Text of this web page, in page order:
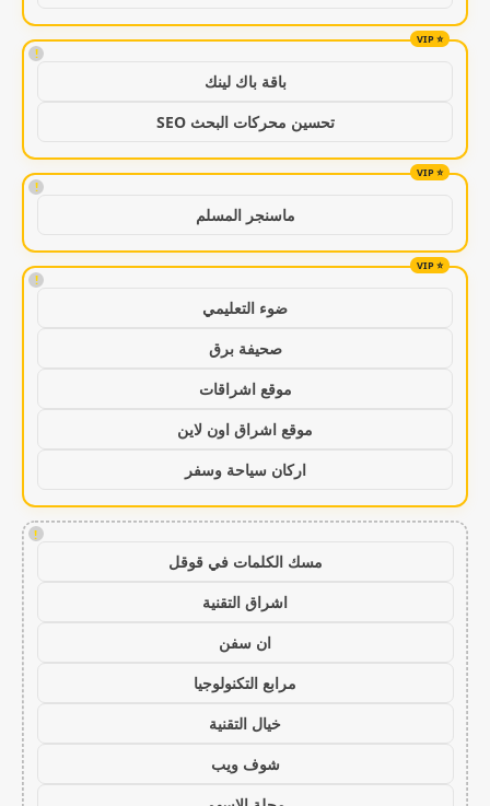
!
باقة باك لينك
تحسين محركات البحث SEO
!
ماسنجر المسلم
!
ضوء التعليمي
صحيفة برق
موقع اشراقات
موقع اشراق اون لاين
اركان سياحة وسفر
!
مسك الكلمات في قوقل
اشراق التقنية
ان سفن
مرابع التكنولوجيا
خيال التقنية
شوف ويب